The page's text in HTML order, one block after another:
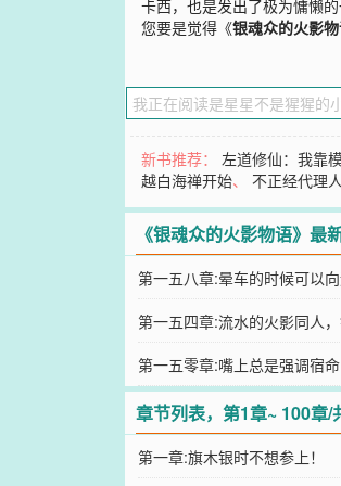
卡西，也是发出了极为慵懒
您要是觉得《银魂众的火影
新书推荐：左道修仙：我靠
越白海禅开始、不正经代理人
《银魂众的火影物语》最
第一五八章:晕车的时候可以
妈就是这么说的。
第一五四章:流水的火影同人
旅途
第一五零章:嘴上总是强调宿
小鬼！
章节列表，第1章~ 100章/
第一章:旗木银时不想参上！